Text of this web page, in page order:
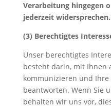
Verarbeitung hingegen
jederzeit widersprechen.
(3) Berechtigtes
Unser berechtigtes
besteht darin, mit Ihnen
kommunizieren und
beantworten. Wenn Sie
behalten wir uns vor,